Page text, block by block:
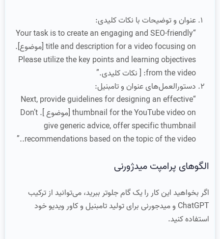
عنوان و توضیحات با نکات کلیدی:
“Your task is to create an engaging and SEO-friendly
title and description for a video focusing on [موضوع].
Please utilize the key points and learning objectives
from the video: [ نکات کلیدی.”
دستورالعمل‌های عنوان و تامبنیل:
“Next, provide guidelines for designing an effective
thumbnail for the YouTube video on [موضوع ]. Don’t
give generic advice, offer specific thumbnail
recommendations based on the topic of the video..”
الگوهای پرامپت میدژورنی
اگر بخواهید این کار را یک گام جلوتر ببرید، می‌توانید از ترکیب
ChatGPT و میدجورنی برای تولید تامبنیل و کاور ویدیو خود
استفاده کنید.